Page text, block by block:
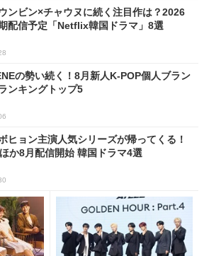
ンビン×チャウヌに続く注目作は？2026
配信予定「Netflix韓国ドラマ」8選
の勢い続く！8月新人K-POP個人ブラン
ンキングトップ5
ヒョン主演人気シリーズが帰ってくる！
か8月配信開始 韓国ドラマ4選